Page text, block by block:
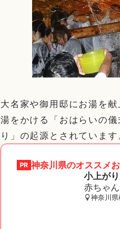
大名家や御用邸にお湯を
湯をかける「おはらいの
り」の起源とされています
PR 神奈川県のオススメ
小上が
赤ちゃ
神奈川